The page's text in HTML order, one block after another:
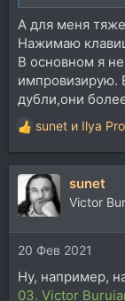
делами, а
не сочиняю
записываю и
Не для денег,
могу не
выбрасывать...
Знаю девушку
сочинять.
ее после
что-либо
Не думаю что
научить
каким-то
А для меня
Нажимаю
В основном я
импровизирую.
дубли,они
Р
е
а
ц
и
и
:
sunet и Ilya
sunet
Victor
20 Фев 2021
Ну, например,
03. Victor